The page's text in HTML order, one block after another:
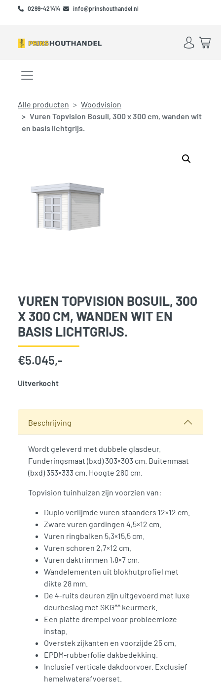
Skip to main content
Skip to footer
0299-421414 info@prinshouthandel.nl
Account
Menu openen/sluiten
Alle producten
Woodvision
Vuren Topvision Bosuil, 300 x 300 cm, wanden wit
en basis lichtgrijs.
VUREN TOPVISION BOSUIL, 300
X 300 CM, WANDEN WIT EN
BASIS LICHTGRIJS.
€5.045,-
Uitverkocht
Beschrijving
Wordt geleverd met dubbele glasdeur.
Funderingsmaat (bxd) 303×303 cm. Buitenmaat
(bxd) 353×333 cm. Hoogte 260 cm.
Topvision tuinhuizen zijn voorzien van:
Duplo verlijmde vuren staanders 12×12 cm.
Zware vuren gordingen 4,5×12 cm.
Vuren ringbalken 5,3×15,5 cm.
Vuren schoren 2,7×12 cm.
Vuren daktrimmen 1,8×7 cm.
Wandelementen uit blokhutprofiel met
dikte 28 mm.
De 4-ruits deuren zijn uitgevoerd met luxe
deurbeslag met SKG** keurmerk.
Een platte drempel voor probleemloze
instap.
Overstek zijkanten en voorzijde 25 cm.
EPDM-rubberfolie dakbedekking.
Inclusief verticale dakdoorvoer. Exclusief
hemelwaterafvoerset.